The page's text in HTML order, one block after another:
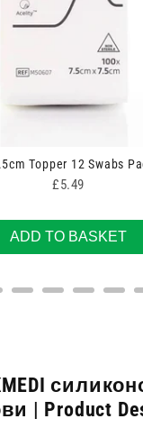
Topper 12 Swabs
Price
£5.49
ADD TO BASKET
| Product